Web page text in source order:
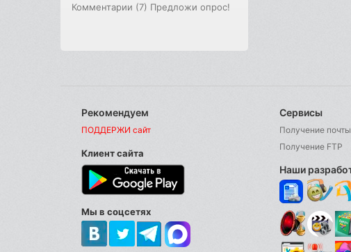
Комментарии (7) Предложи опрос!
Рекомендуем
ПОДДЕРЖИ сайт
Клиент сайта
Мы в соцсетях
Сервисы
Получение почты
Получение FTP
Наши